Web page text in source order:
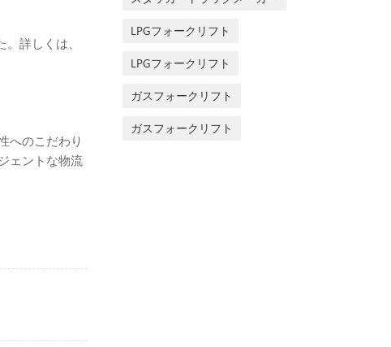
詳しくは、
へのこだわり
ェントな物流
LPGフォークリフト
LPGフォークリフト
ガスフォークリフト
ガスフォークリフト